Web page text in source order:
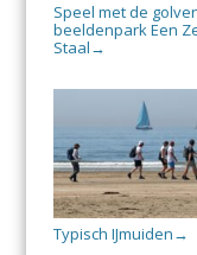
Speel met de
beeldenpark Een
Staal →
Typisch IJmuiden →